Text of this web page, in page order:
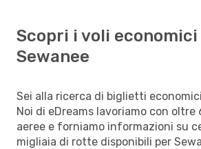
Scopri i voli
Sewanee
Sei alla ricerca di biglietti
Noi di eDreams lavoriamo con oltre
aeree e forniamo informazioni su
migliaia di rotte disponibili per